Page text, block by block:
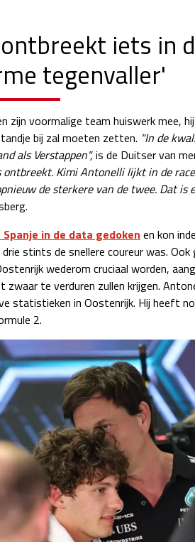
iets in
tegenvaller'
zijn voormalige team huiswerk mee,
bij zal moeten zetten. "In de
als Verstappen",is de Duitser van
Kimi Antonelli lijkt in de
de sterkere van de twee. Dat is
Spanje in de data gedoken en kon
stints de snellere coureur was.
wederom cruciaal worden,
zwaar te verduren zullen krijgen.
statistieken in Oostenrijk. Hij heeft
2.